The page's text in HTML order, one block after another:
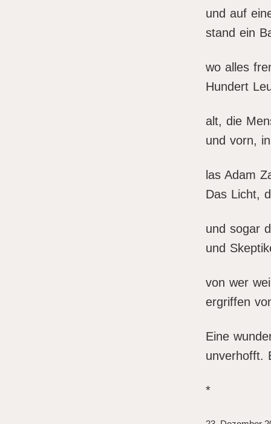
und auf
stand ein
wo alles
Hundert
alt, die
und vorn,
las Adam
Das Licht,
und sogar
und
von wer
ergriffen
Eine
unverhofft.
*